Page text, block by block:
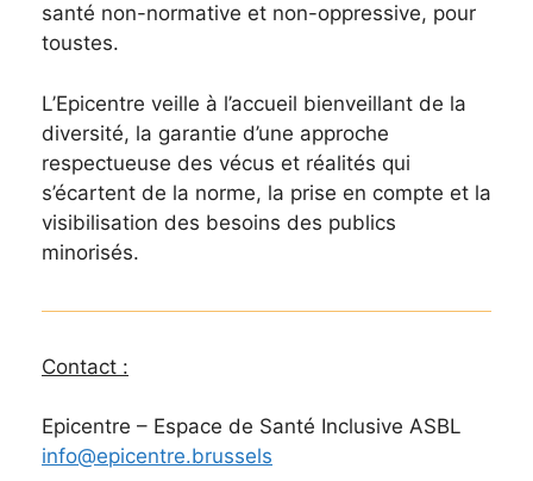
santé non-normative et non-oppressive, pour
toustes.
L’Epicentre veille à l’accueil bienveillant de la
diversité, la garantie d’une approche
respectueuse des vécus et réalités qui
s’écartent de la norme, la prise en compte et la
visibilisation des besoins des publics
minorisés.
Contact :
Epicentre – Espace de Santé Inclusive ASBL
info@epicentre.brussels